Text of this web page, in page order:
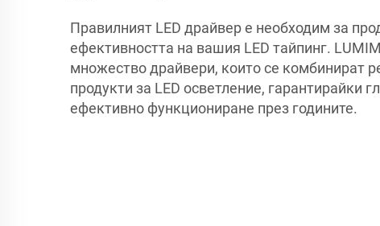
Правилният LED драйвер е необходим за
ефективността на вашия LED тайпинг.
множество драйвери, които се комбинират
продукти за LED осветление, гарантирайки
ефективно функциониране през годините.